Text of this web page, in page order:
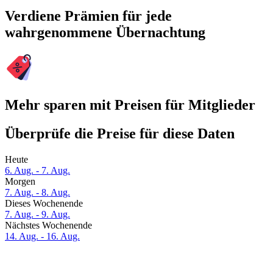
Verdiene Prämien für jede
wahrgenommene Übernachtung
Mehr sparen mit Preisen für Mitglieder
Überprüfe die Preise für diese Daten
Heute
6. Aug. - 7. Aug.
Morgen
7. Aug. - 8. Aug.
Dieses Wochenende
7. Aug. - 9. Aug.
Nächstes Wochenende
14. Aug. - 16. Aug.